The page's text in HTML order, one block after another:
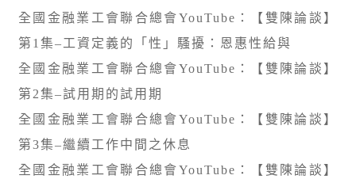
全國金融業工會聯合總會YouTube：【雙陳論談】
第1集–工資定義的「性」騷擾：恩惠性給與
全國金融業工會聯合總會YouTube：【雙陳論談】
第2集–試用期的試用期
全國金融業工會聯合總會YouTube：【雙陳論談】
第3集–繼續工作中間之休息
全國金融業工會聯合總會YouTube：【雙陳論談】